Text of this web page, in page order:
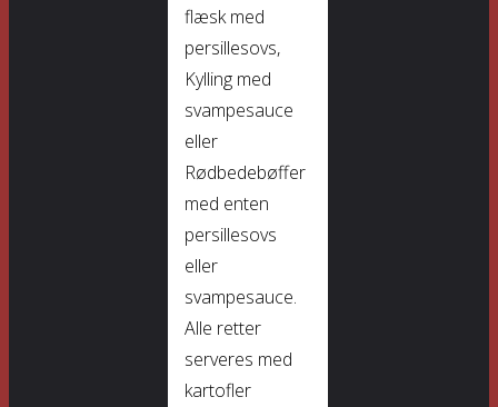
flæsk med
persillesovs,
Kylling med
svampesauce
eller
Rødbedebøffer
med enten
persillesovs
eller
svampesauce.
Alle retter
serveres med
kartofler